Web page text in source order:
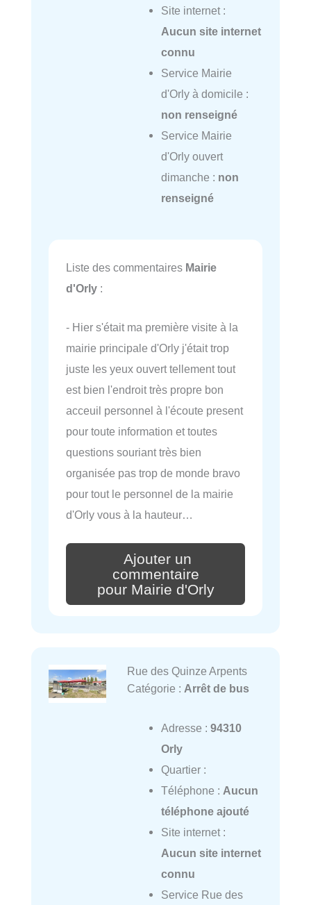
Site internet :
Aucun site internet
connu
Service Mairie
d'Orly à domicile :
non renseigné
Service Mairie
d'Orly ouvert
dimanche : non
renseigné
Liste des commentaires Mairie
d'Orly :
- Hier s'était ma première visite à la
mairie principale d'Orly j'était trop
juste les yeux ouvert tellement tout
est bien l'endroit très propre bon
acceuil personnel à l'écoute present
pour toute information et toutes
questions souriant très bien
organisée pas trop de monde bravo
pour tout le personnel de la mairie
d'Orly vous à la hauteur…
Ajouter un
commentaire
pour Mairie d'Orly
Rue des Quinze Arpents
Catégorie : Arrêt de bus
Adresse : 94310
Orly
Quartier :
Téléphone : Aucun
téléphone ajouté
Site internet :
Aucun site internet
connu
Service Rue des